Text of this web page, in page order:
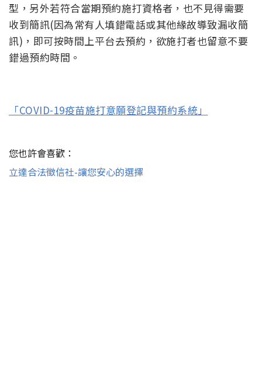
型，另外若符合當期預約施打資格者，也不見得需要
收到簡訊(因為常有人填錯電話或其他緣故導致漏收簡
訊)，即可按時間上平台去預約，欲施打者也留意不要
錯過預約時間。
「COVID-19疫苗施打意願登記與預約系統」
您也許會喜歡：
立達合法徵信社-讓您安心的選擇